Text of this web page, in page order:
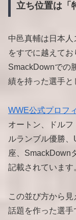
立ち位置は「
中邑真輔は日本
をすでに越えて
SmackDownでの
績を持った選手と
WWE公式プロフ
オートン、ドル
ルランブル優勝
座、SmackDown
記載されています
この並び方から
話題を作った選